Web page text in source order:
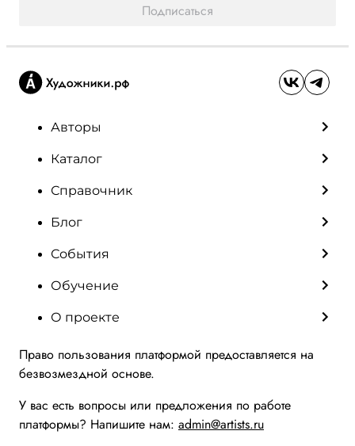
Подписаться
Авторы
Каталог
Справочник
Блог
События
Обучение
О проекте
Право пользования платформой предоставляется на
безвозмездной основе.
У вас есть вопросы или предложения по работе
платформы? Напишите нам: admin@artists.ru